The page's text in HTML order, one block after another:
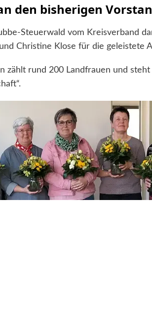
den bisherigen
Steuerwald vom Kreisverband
Christine Klose für die geleistete
zählt rund 200 Landfrauen und